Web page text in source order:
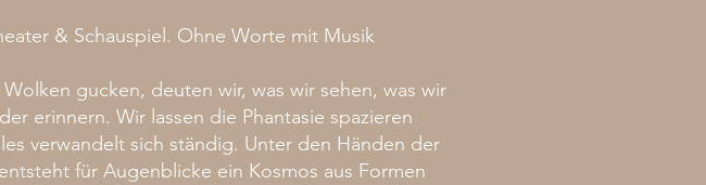
& Schauspiel. Ohne Worte mit Musik
gucken, deuten wir, was wir sehen, was wir
erinnern. Wir lassen die Phantasie spazieren
verwandelt sich ständig. Unter den Händen der
für Augenblicke ein Kosmos aus Formen